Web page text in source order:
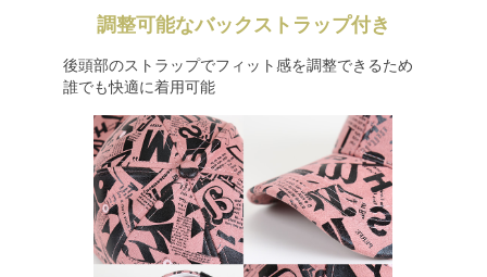
調整可能なバックストラップ付き
後頭部のストラップでフィット感を調整できるため
誰でも快適に着用可能